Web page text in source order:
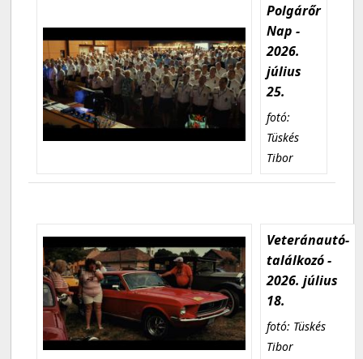
Polgárőr
Nap -
2026.
július
25.
fotó:
Tüskés
Tibor
Veteránautó-
találkozó -
2026. július
18.
fotó: Tüskés
Tibor